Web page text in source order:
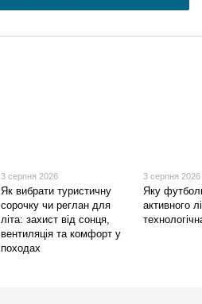
3 серпня 2026
Як вибрати туристичну
сорочку чи реглан для
літа: захист від сонця,
вентиляція та комфорт у
походах
3 серпня 2026
Яку
активного